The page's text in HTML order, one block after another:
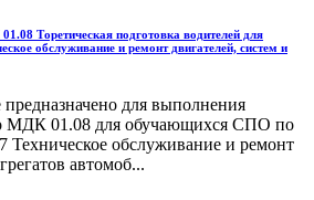
Торетическая подготовка водителей для
обслуживание и ремонт двигателей, систем и
для выполнения
МДК 01.08 для обучающихся СПО по
Техническое обслуживание и ремонт
автомоб...